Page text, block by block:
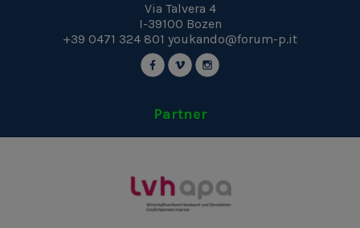
Via Talvera 4
I-39100 Bozen
+39 0471 324 801 youkando@forum-p.it
Partner